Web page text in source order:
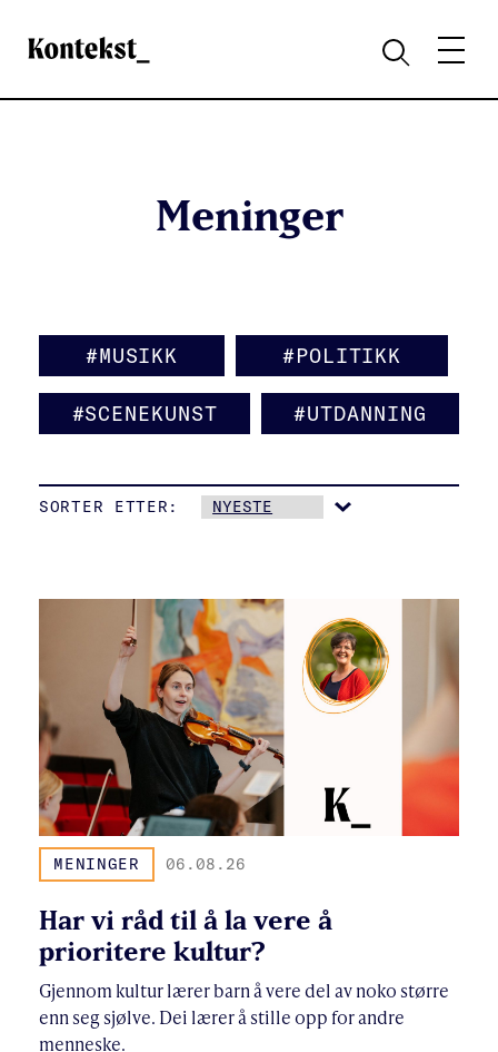
Kontekst
SØKMENY
Meninger
#MUSIKK #POLITIKK
#SCENEKUNST #UTDANNING
SORTER ETTER:
MENINGER 06.08.26
Har vi råd til å la vere å
prioritere kultur?
Gjennom kultur lærer barn å vere del av noko større
enn seg sjølve. Dei lærer å stille opp for andre
menneske.